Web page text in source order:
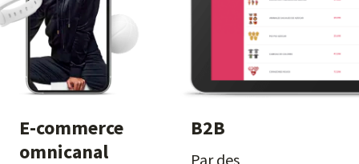
E-commerce
omnicanal
B2B
Par des